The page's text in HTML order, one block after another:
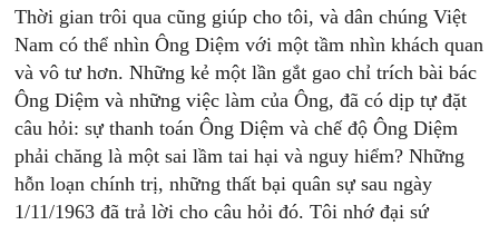
Thời gian trôi qua cũng giúp cho tôi, và dân chúng Việt
Nam có thể nhìn Ông Diệm với một tầm nhìn khách quan
và vô tư hơn. Những kẻ một lần gắt gao chỉ trích bài bác
Ông Diệm và những việc làm của Ông, đã có dịp tự đặt
câu hỏi: sự thanh toán Ông Diệm và chế độ Ông Diệm
phải chăng là một sai lầm tai hại và nguy hiểm? Những
hỗn loạn chính trị, những thất bại quân sự sau ngày
1/11/1963 đã trả lời cho câu hỏi đó. Tôi nhớ đại sứ